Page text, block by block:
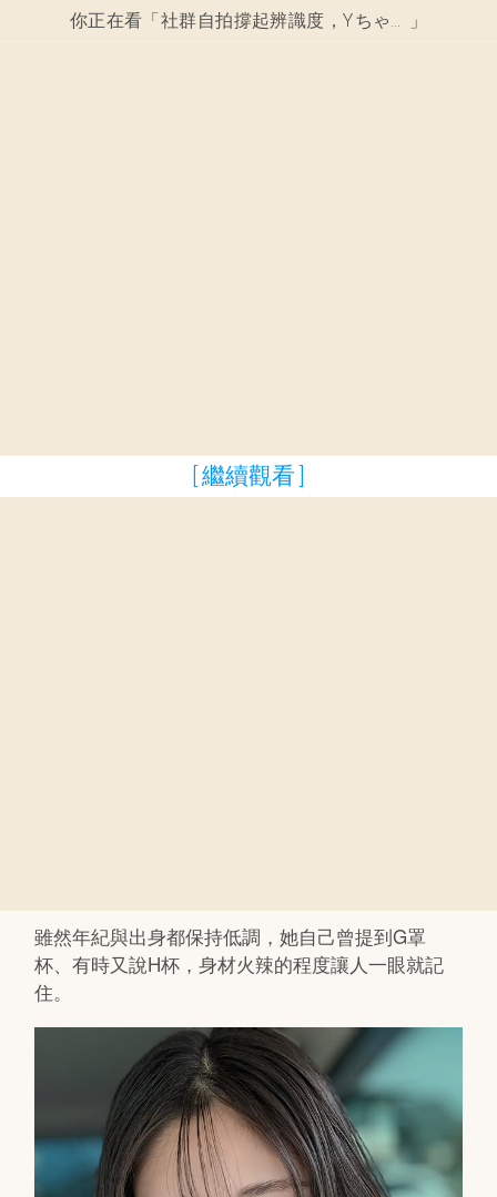
你正在看「 社群自拍撐起辨識度，Yちゃん把寫真做成個人品牌 」
[ 繼續觀看 ]
雖然年紀與出身都保持低調，她自己曾提到G罩
杯、有時又說H杯，身材火辣的程度讓人一眼就記
住。